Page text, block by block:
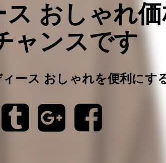
おしゃれ
ャンスです
ース おしゃれを便利にす